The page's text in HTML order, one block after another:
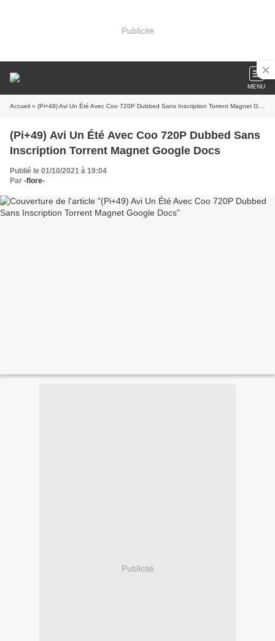
Publicité
MENU
Accueil » (Pi+49) Avi Un Été Avec Coo 720P Dubbed Sans Inscription Torrent Magnet Google Docs
(Pi+49) Avi Un Été Avec Coo 720P Dubbed Sans
Inscription Torrent Magnet Google Docs
Publié le 01/10/2021 à 19:04
Par -flore-
Publicité